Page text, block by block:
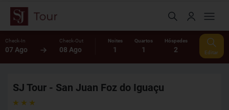
Check-In
07 Ago
Check-Out
08 Ago
Noites
1
Quartos
1
Hóspedes
2 Editar
SJ Tour - San Juan Foz do Iguaçu